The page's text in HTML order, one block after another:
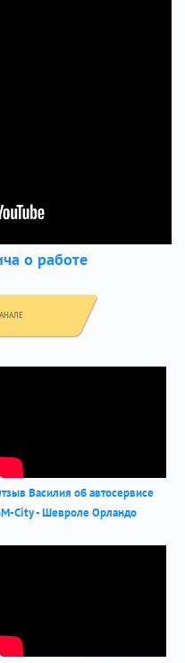
о работе
Василия об автосервисе
City - Шевроле Орландо